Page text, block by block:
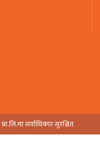
प्रा.लि.मा सर्वाधिकार सुरक्षित